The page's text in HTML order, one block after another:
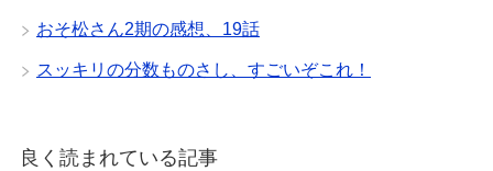
おそ松さん2期の感想、19話
スッキリの分数ものさし、すごいぞこれ！
良く読まれている記事